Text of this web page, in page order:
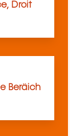
Droit
Beräich